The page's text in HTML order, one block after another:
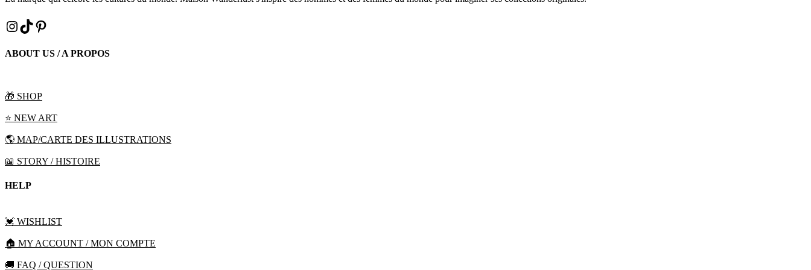
INSTAGRAM
TIKTOK
PINTEREST
ABOUT US / A PROPOS
🎁 SHOP
⭐️ NEW ART
🌎 MAP/CARTE DES ILLUSTRATIONS
📖 STORY / HISTOIRE
HELP
💓 WISHLIST
🏠 MY ACCOUNT / MON COMPTE
🚚 FAQ / QUESTION